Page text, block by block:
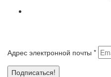
Адрес электронной почты *